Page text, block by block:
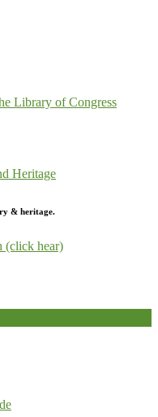
Library of Congress
Heritage
& heritage.
(click hear)